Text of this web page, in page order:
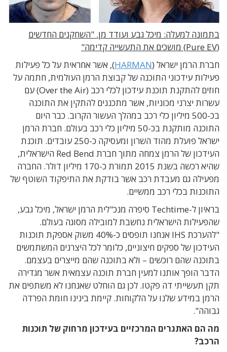
בתמונה למעלה: מיכל גבע ועודד מן. "השחקנים החדשים
(Pure EV) מושכים את התעשייה קדימה"
חברת הרמן ישראל (HARMAN), אשר אחראית על כל פעילות
פעילות עידכוני התוכנה של קבוצת הרמן העולמית, חתמה על
חוזים להתקנת תוכנת עידכון לכלי רכב (Over the Air) עם
עשרות יצרני מכוניות, אשר מתכננים להתקין את התוכנה
בכ-500 מיליון כלי רכב במהלך העשור הקרוב. כבר היום
התוכנה מותקנת בכ-50 מיליון כלי רכב בעולם. חברת הרמן
ישראל פועלת מהוד השרון ומעסיקה כ-250 עובדים. תוכנת
העידכון של הרמן צמחה מתוך חברת Red Bend הישראלית,
שהיא רכשה בשנת 2015 תמורת כ-170 מיליון דולר. החברה
מפעילה גם מעבדת רכב אשר בודקת את התיפקוד השוטף של
התוכנות בכלי רכב ממשיים.
בראיון ל-Techtime סיפרה מנכ"לית הרמן ישראל, מיכל גבע,
שהפעילות הישראלית נחשבת למובילה מסוגה בעולם.
"להערכת IHS אנחנו תופסים כ-40% משוק אספקת תוכנות
העידכון של ספקים חיצוניים, כלומר לכל היצרנים המשתמשים
בתוכנה שהם רוכשים – ולא בתוכנה שהם מייצרים בעצמם.
הדבר הופך אותנו למעין חברת תוכנה עצמאית אשר מגדירה
תקן תעשייתי דה פקטו. לכן גם הוחלט שאנחנו לא משתפים את
הרמן במידע שלנו על הלקוחות. קיימת בינינו חומת הפרדה
גבוהה".
מה הם האתגרים המרכזיים בעידכון מרחוק של תוכנות
הרכב?